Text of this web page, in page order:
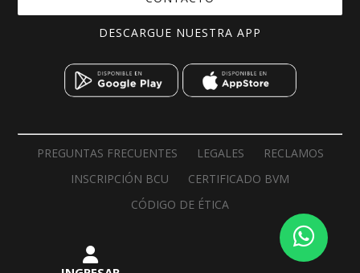
DESCARGUE NUESTRA APP
PREGUNTAS FRECUENTES LEGALES
RECLAMOS
INSCRIPCIÓN BCU
CERTIFICADO BVM
CÓDIGO DE ÉTICA